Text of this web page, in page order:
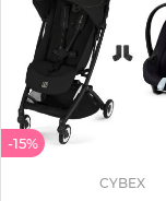
-15%
CYBEX